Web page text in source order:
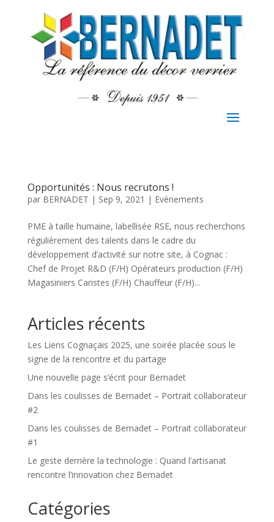
Opportunités : Nous recrutons !
par BERNADET | Sep 9, 2021 | Evènements
PME à taille humaine, labellisée RSE, nous recherchons
régulièrement des talents dans le cadre du
développement d’activité sur notre site, à Cognac :
Chef de Projet R&D (F/H) Opérateurs production (F/H)
Magasiniers Caristes (F/H) Chauffeur (F/H)...
Articles récents
Les Liens Cognaçais 2025, une soirée placée sous le
signe de la rencontre et du partage
Une nouvelle page s’écrit pour Bernadet
Dans les coulisses de Bernadet – Portrait collaborateur
#2
Dans les coulisses de Bernadet – Portrait collaborateur
#1
Le geste derrière la technologie : Quand l’artisanat
rencontre l’innovation chez Bernadet
Catégories